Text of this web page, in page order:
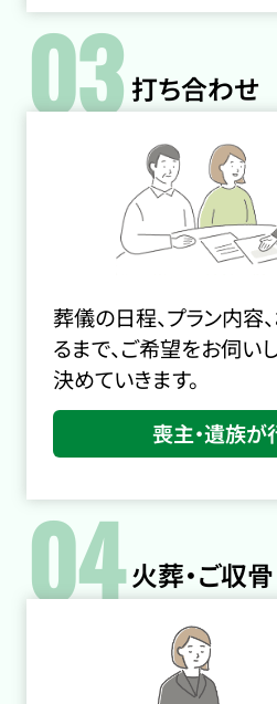
03 打ち合わせ
葬儀の日程、プラン内容
るまで、ご希望をお伺い
決めていきます。
喪主・遺族が
04 火葬・ご収骨